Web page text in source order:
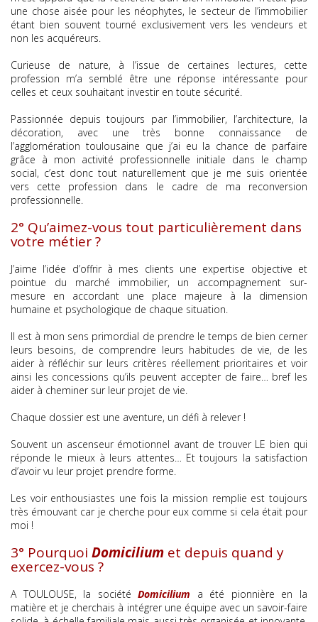
une chose aisée pour les néophytes, le secteur de l’immobilier
étant bien souvent tourné exclusivement vers les vendeurs et
non les acquéreurs.
Curieuse de nature, à l’issue de certaines lectures, cette
profession m’a semblé être une réponse intéressante pour
celles et ceux souhaitant investir en toute sécurité.
Passionnée depuis toujours par l’immobilier, l’architecture, la
décoration, avec une très bonne connaissance de
l’agglomération toulousaine que j’ai eu la chance de parfaire
grâce à mon activité professionnelle initiale dans le champ
social, c’est donc tout naturellement que je me suis orientée
vers cette profession dans le cadre de ma reconversion
professionnelle.
2° Qu’aimez-vous tout particulièrement dans
votre métier ?
J’aime l’idée d’offrir à mes clients une expertise objective et
pointue du marché immobilier, un accompagnement sur-
mesure en accordant une place majeure à la dimension
humaine et psychologique de chaque situation.
Il est à mon sens primordial de prendre le temps de bien cerner
leurs besoins, de comprendre leurs habitudes de vie, de les
aider à réfléchir sur leurs critères réellement prioritaires et voir
ainsi les concessions qu’ils peuvent accepter de faire… bref les
aider à cheminer sur leur projet de vie.
Chaque dossier est une aventure, un défi à relever !
Souvent un ascenseur émotionnel avant de trouver LE bien qui
réponde le mieux à leurs attentes… Et toujours la satisfaction
d’avoir vu leur projet prendre forme.
Les voir enthousiastes une fois la mission remplie est toujours
très émouvant car je cherche pour eux comme si cela était pour
moi !
3° Pourquoi Domicilium et depuis quand y
exercez-vous ?
A TOULOUSE, la sociétéDomicilium a été pionnière en la
matière et je cherchais à intégrer une équipe avec un savoir-faire